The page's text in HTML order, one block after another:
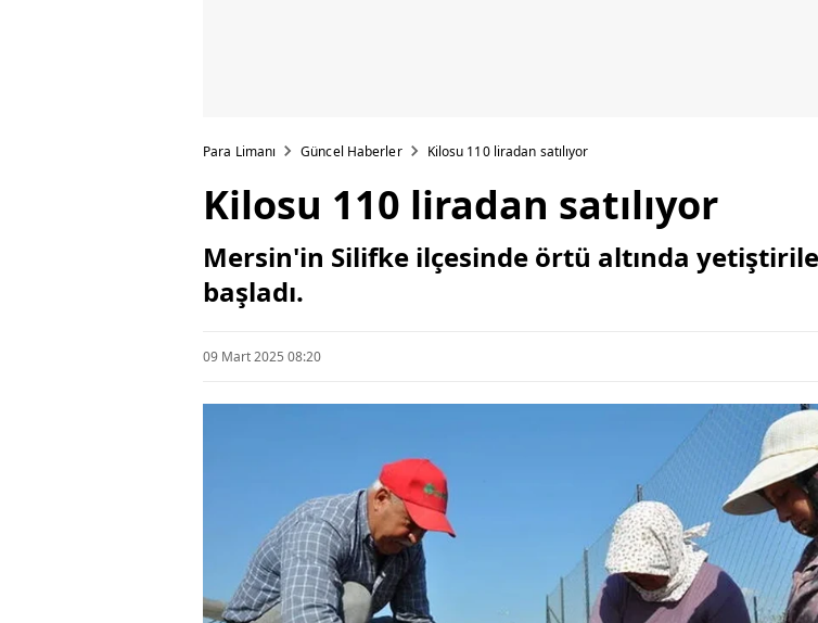
Para Limanı Güncel Haberler Kilosu 110 liradan satılıyor
Kilosu 110 liradan satılıyor
Mersin'in Silifke ilçesinde örtü altında
başladı.
09 Mart 2025 08:20